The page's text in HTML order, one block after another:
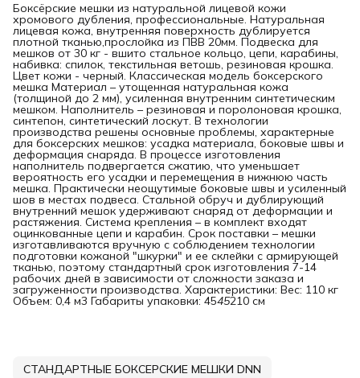
Боксёрские мешки из натуральной лицевой кожи
хромового дубления, профессиональные. Натуральная
лицевая кожа, внутренняя поверхность дублируется
плотной тканью,прослойка из ПВВ 20мм. Подвеска для
мешков от 30 кг - вшито стальное кольцо, цепи, карабины,
набивка: спилок, текстильная ветошь, резиновая крошка.
Цвет кожи - черный. Классическая модель боксерского
мешка Материал – утощенная натуральная кожа
(толщиной до 2 мм), усиленная внутренним синтетическим
мешком. Наполнитель – резиновая и поролоновая крошка,
синтепон, синтетический лоскут. В технологии
производства решены основные проблемы, характерные
для боксерских мешков: усадка материала, боковые швы и
деформация снаряда. В процессе изготовления
наполнитель подвергается сжатию, что уменьшает
вероятность его усадки и перемещения в нижнюю часть
мешка. Практически неощутимые боковые швы и усиленный
шов в местах подвеса. Стальной обруч и дублирующий
внутренний мешок удерживают снаряд от деформации и
растяжения. Система крепления – в комплект входят
оцинкованные цепи и карабин. Срок поставки – мешки
изготавливаются вручную с соблюдением технологии
подготовки кожаной "шкурки" и ее склейки с армирующей
тканью, поэтому стандартный срок изготовления 7-14
рабочих дней в зависимости от сложности заказа и
загруженности производства. Характеристики: Вес: 110 кг
Объем: 0,4 м3 Габариты упаковки: 4545210 см
СТАНДАРТНЫЕ БОКСЕРСКИЕ МЕШКИ DNN